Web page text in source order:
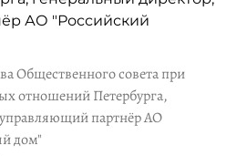
Общественного совета при
отношений Петербурга,
партнёр АО
дом"